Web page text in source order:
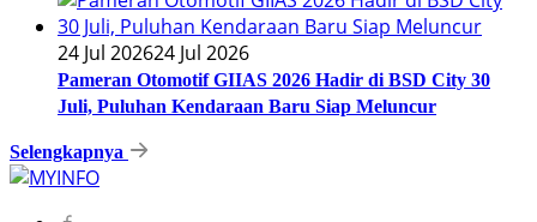
24 Jul 202624 Jul 2026
Pameran Otomotif GIIAS 2026 Hadir di BSD City 30
Juli, Puluhan Kendaraan Baru Siap Meluncur
Selengkapnya